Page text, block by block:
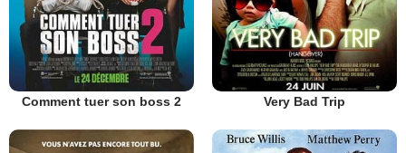
Comment tuer son boss 2 Very Bad Trip